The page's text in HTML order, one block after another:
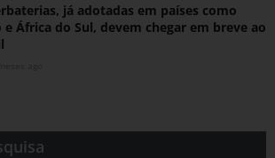
já adotadas em países como
e África do Sul, devem chegar em breve ao